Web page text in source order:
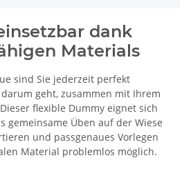
dank
Materials
sind Sie jederzeit perfekt
geht, zusammen mit Ihrem
flexible Dummy eignet sich
gemeinsame Üben auf der Wiese
und passgenaues Vorlegen
Material problemlos möglich.